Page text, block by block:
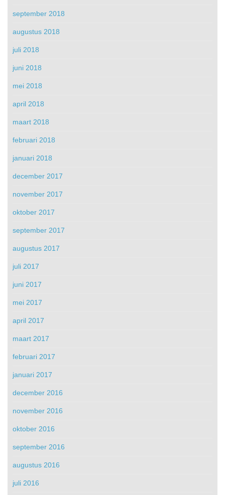
september 2018
augustus 2018
juli 2018
juni 2018
mei 2018
april 2018
maart 2018
februari 2018
januari 2018
december 2017
november 2017
oktober 2017
september 2017
augustus 2017
juli 2017
juni 2017
mei 2017
april 2017
maart 2017
februari 2017
januari 2017
december 2016
november 2016
oktober 2016
september 2016
augustus 2016
juli 2016